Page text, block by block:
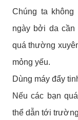
Chúng ta
ngày bởi da
quá thường
mỏng yếu.
Dùng máy đẩy
Nếu các bạn
thể dẫn tới